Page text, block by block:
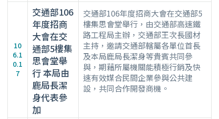
10
6.1
0.1
7
交通部106
年度招商
大會在交
通部5樓集
思會堂舉
行 本局由
鹿局長潔
身代表參
加
交通部106年度招商大會在交通部5
樓集思會堂舉行，由交通部高速鐵
路工程局主辦，交通部王次長國材
主持，邀請交通部轄屬各單位首長
及本局鹿局長潔身等貴賓共同參
與，期藉所屬機關能積極行銷及快
速有效媒合民間企業參與公共建
設，共同合作開發商機。